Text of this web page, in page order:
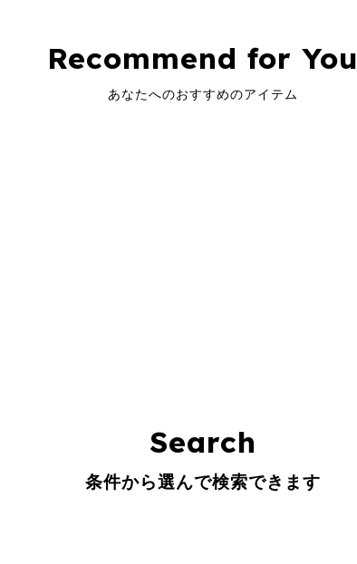
Recommend for You
あなたへのおすすめのアイテム
Search
条件から選んで検索できます